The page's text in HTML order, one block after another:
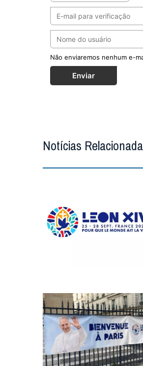
Não enviaremos nenhum e-
Enviar
Notícias